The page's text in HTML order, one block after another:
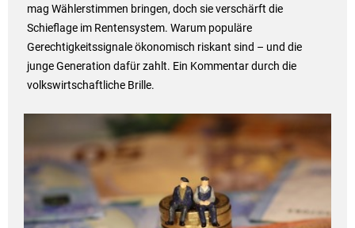
mag Wählerstimmen bringen, doch sie verschärft die
Schieflage im Rentensystem. Warum populäre
Gerechtigkeitssignale ökonomisch riskant sind – und die
junge Generation dafür zahlt. Ein Kommentar durch die
volkswirtschaftliche Brille.